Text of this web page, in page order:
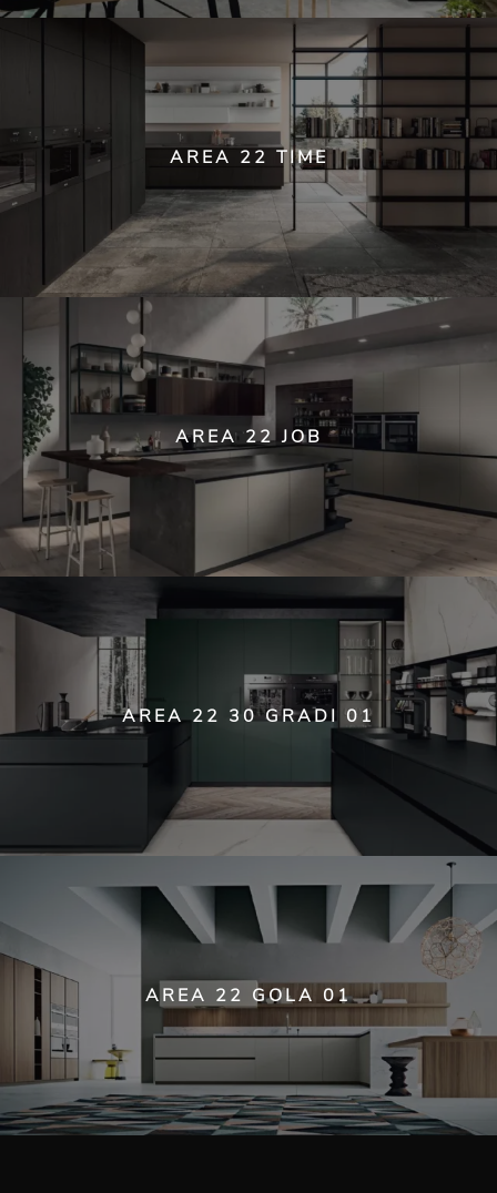
AREA 22 TIME
AREA 22 JOB
AREA 22 30 GRADI 01
AREA 22 GOLA 01